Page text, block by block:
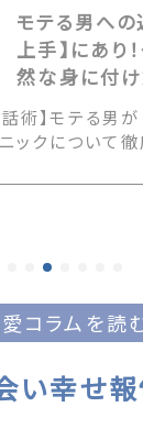
モテる男への
上手】にあり
然な身に付
術】モテる男
ニックについて
極め方を伝授
The post モテ
出会いマッチ
コラムを読
い幸せ